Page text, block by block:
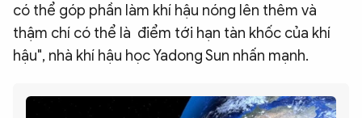
có thể góp phần làm khí hậu nóng lên thêm và
thậm chí có thể là điểm tới hạn tàn khốc của khí
hậu", nhà khí hậu học Yadong Sun nhấn mạnh.